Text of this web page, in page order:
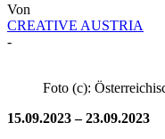
Von
CREATIVE AUSTRIA
-
Foto (c):
15.09.2023 – 23.09.2023